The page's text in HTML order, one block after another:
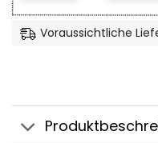
Voraussichtliche